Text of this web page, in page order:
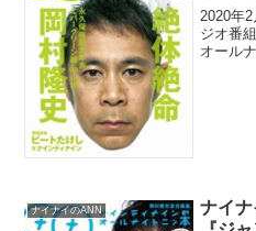
画の
す
2020年
ジオ番
オール
ナイナイのANN
ナイ